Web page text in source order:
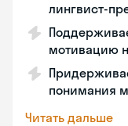
лингвист-
мотивацию
понимания
Читать дальше